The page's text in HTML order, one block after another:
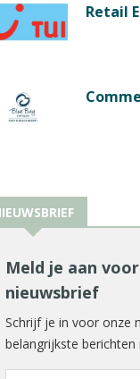
Retail
Meld je aan
nieuwsbrief
Schrijf je in voor onze
belangrijkste berichten